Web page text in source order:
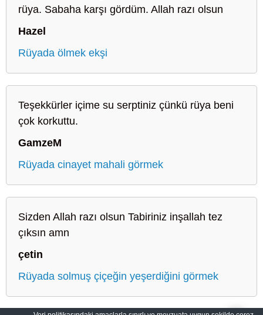
rüya. Sabaha karşı gördüm. Allah razı olsun
Hazel
Rüyada ölmek ekşi
Teşekkürler içime su serptiniz çünkü rüya beni
çok korkuttu.
GamzeM
Rüyada cinayet mahali görmek
Sizden Allah razı olsun Tabiriniz inşallah tez
çıksın amn
çetin
Rüyada solmuş çiçeğin yeşerdiğini görmek